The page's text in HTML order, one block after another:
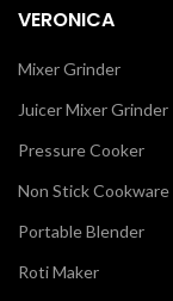
VERONICA
Mixer Grinder
Juicer Mixer Grinder
Pressure Cooker
Non Stick Cookware
Portable Blender
Roti Maker